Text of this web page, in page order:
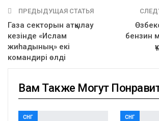
ПРЕДЫДУЩАЯ СТАТЬЯ
Газа секторын атқылау
кезінде «Ислам
жиһадының» екі
командирі өлді
бензин
Вам Также Могут
СНГ СНГ